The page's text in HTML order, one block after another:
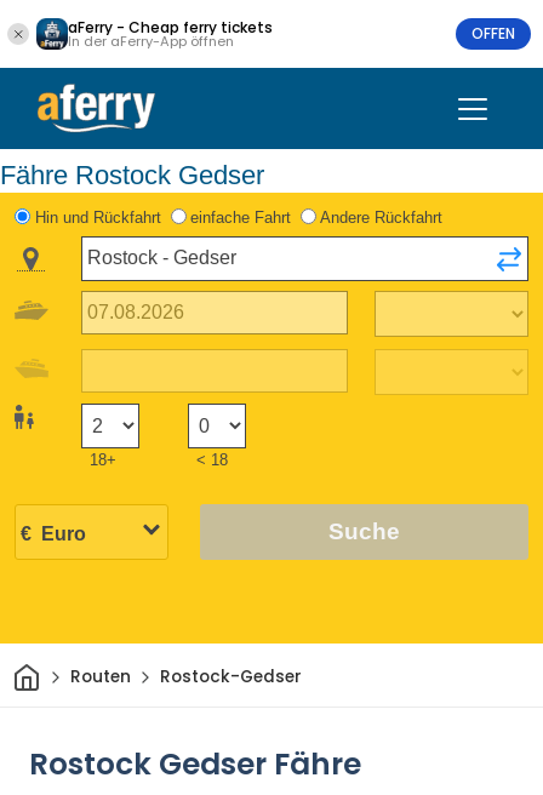
aFerry - Cheap ferry tickets
In der aFerry-App öffnen OFFEN
Fähre Rostock Gedser
Hin und Rückfahrt einfache Fahrt Andere Rückfahrt
18+ < 18
Suche
HeimRouten Rostock-Gedser
Rostock Gedser Fähre